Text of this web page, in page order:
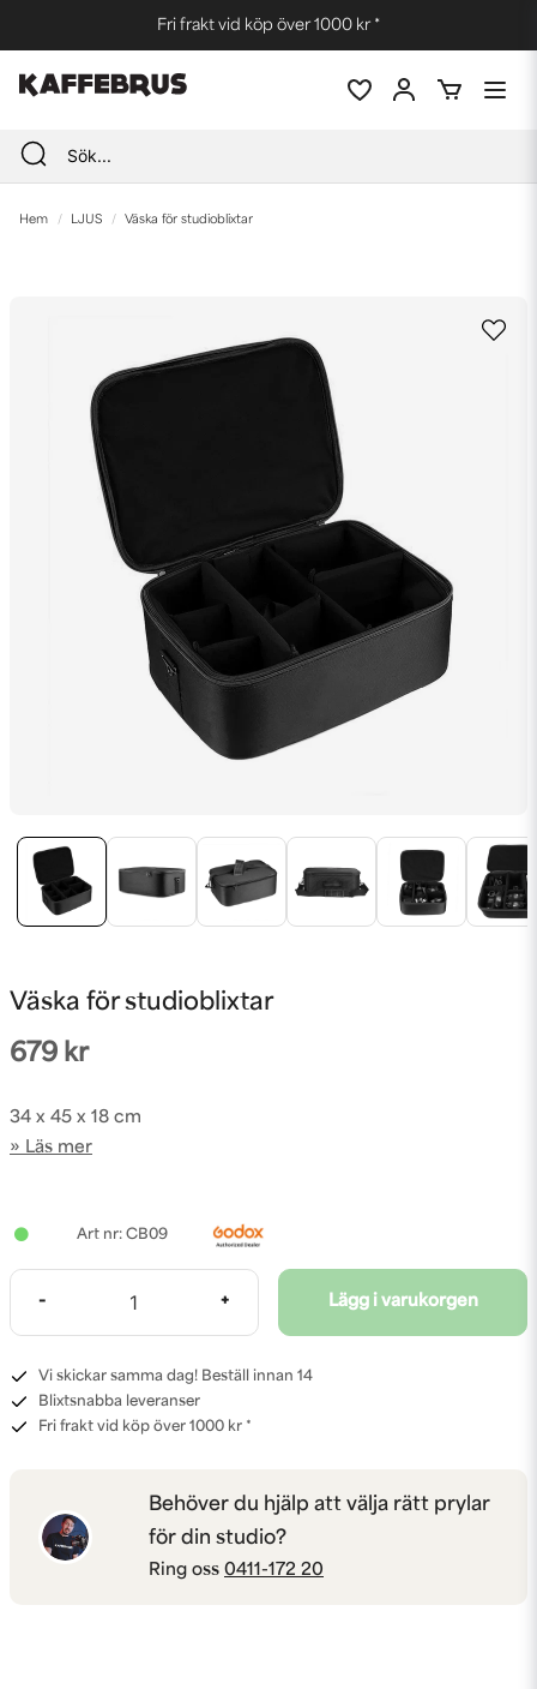
Fri frakt vid köp över 1000 kr *
Hem LJUS Väska för studioblixtar
Väska för studioblixtar
679 kr
34 x 45 x 18 cm
Läs mer
CB09
- + Lägg i varukorgen
Vi skickar samma dag! Beställ innan 14
Blixtsnabba leveranser
Fri frakt vid köp över 1000 kr *
Behöver du hjälp att välja rätt prylar
för din studio?
Ring oss 0411-172 20